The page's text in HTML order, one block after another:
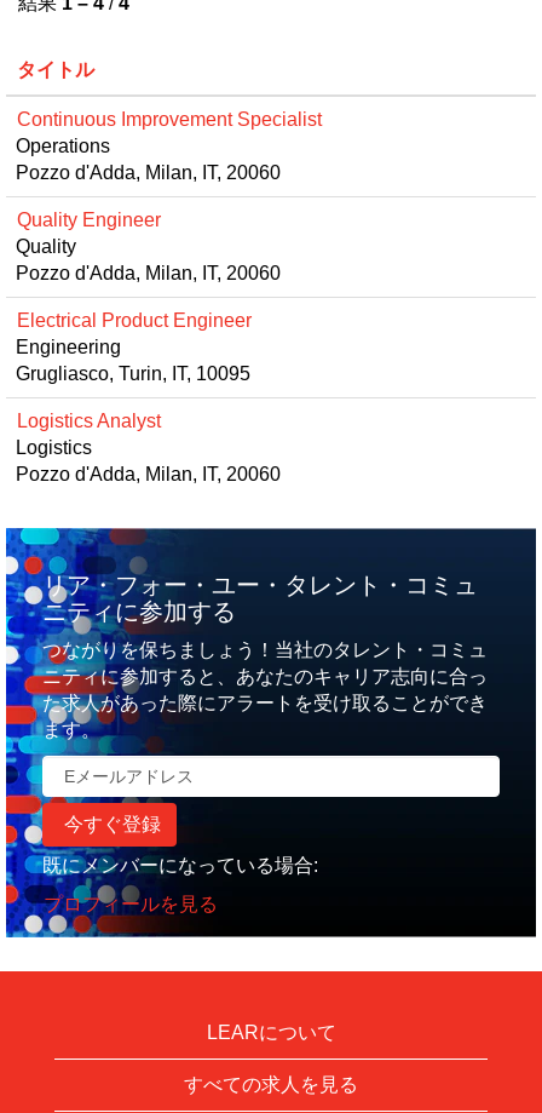
タイトル
Continuous Improvement Specialist
Operations
Pozzo d'Adda, Milan, IT, 20060
Quality Engineer
Quality
Pozzo d'Adda, Milan, IT, 20060
Electrical Product Engineer
Engineering
Grugliasco, Turin, IT, 10095
Logistics Analyst
Logistics
Pozzo d'Adda, Milan, IT, 20060
リア・フォー・ユー・タレント・コミュ
ニティに参加する
つながりを保ちましょう！当社のタレント・コミュ
ニティに参加すると、あなたのキャリア志向に合っ
た求人があった際にアラートを受け取ることができ
ます。
既にメンバーになっている場合:
プロフィールを見る
LEARについて
すべての求人を見る